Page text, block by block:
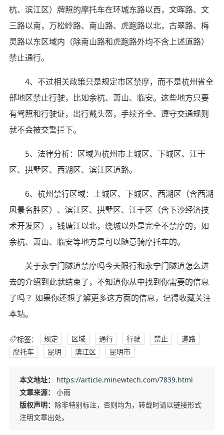
杭、滨江区）牌照的摩托车在环城东路以西，文晖路、文
三路以南，万松岭路、南山路、虎跑路以北，古翠路、梅
灵路以东区域内（除南山路和虎跑路外均不含上述道路）
禁止通行。
4、不过相关政策只是规定市区禁摩，而不是杭州省全
部地区禁止行驶，比如余杭、萧山、临安。这些地方只要
有驾照和行驶证，出行戴头盔，手续齐全、遵守交通规则
就不会被交警拦下。
5、法律分析：区域为杭州市上城区、下城区、江干
区、拱墅区、西湖区、滨江区道路。
6、杭州禁行区域：上城区、下城区、西湖区（含西湖
风景名胜区）、滨江区、拱墅区、江干区（含下沙经济技
术开发区），钱塘江以北，绕城以外是完全不禁摩的，如
余杭、萧山、临安等地方是可以随意骑摩托车的。
关于永宁门隧道禁摩吗今天限行和永宁门隧道怎么进
去的介绍到此就结束了，不知道你从中找到你需要的信息
了吗 ？如果你还想了解更多这方面的信息，记得收藏关注
本站。
标签： 规定 区域 通行 行驶 禁止
道路
摩托车
昆明 滨江区 昆明市
本文地址：
https://article.minewtech.com/7839.html
文章来源：
小雨
版权声明： 除非特别标注，否则均为，转载时请以链接形式
注明文章出处。